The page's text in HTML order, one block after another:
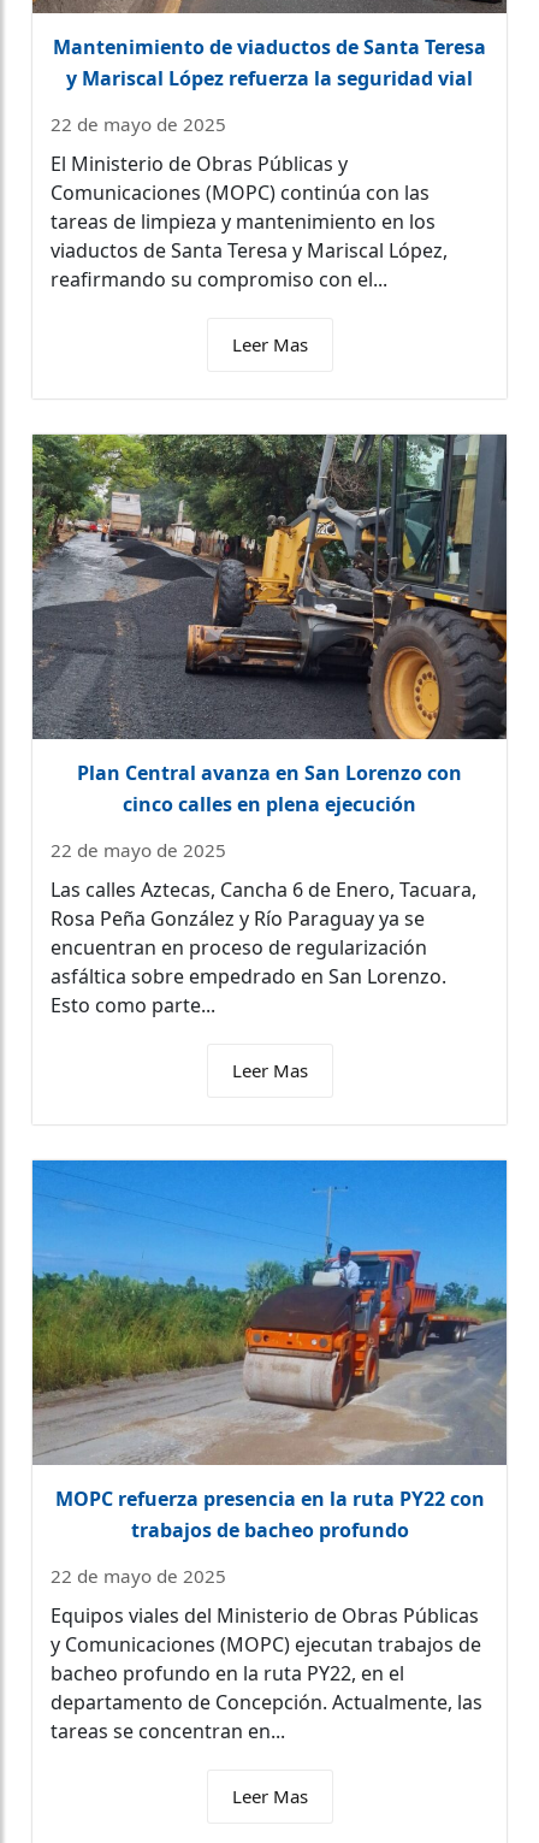
Mantenimiento de viaductos de Santa Teresa
y Mariscal López refuerza la seguridad vial
22 de mayo de 2025
El Ministerio de Obras Públicas y
Comunicaciones (MOPC) continúa con las
tareas de limpieza y mantenimiento en los
viaductos de Santa Teresa y Mariscal López,
reafirmando su compromiso con el...
Leer Mas
Plan Central avanza en San Lorenzo con
cinco calles en plena ejecución
22 de mayo de 2025
Las calles Aztecas, Cancha 6 de Enero, Tacuara,
Rosa Peña González y Río Paraguay ya se
encuentran en proceso de regularización
asfáltica sobre empedrado en San Lorenzo.
Esto como parte...
Leer Mas
MOPC refuerza presencia en la ruta PY22 con
trabajos de bacheo profundo
22 de mayo de 2025
Equipos viales del Ministerio de Obras Públicas
y Comunicaciones (MOPC) ejecutan trabajos de
bacheo profundo en la ruta PY22, en el
departamento de Concepción. Actualmente, las
tareas se concentran en...
Leer Mas